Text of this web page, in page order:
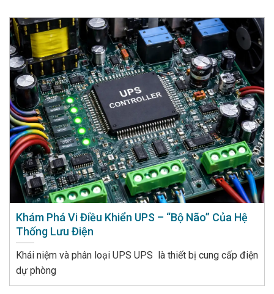
Khám Phá Vi Điều Khiển UPS – “Bộ Não” Của Hệ
Thống Lưu Điện
Khái niệm và phân loại UPS UPS là thiết bị cung cấp điện
dự phòng